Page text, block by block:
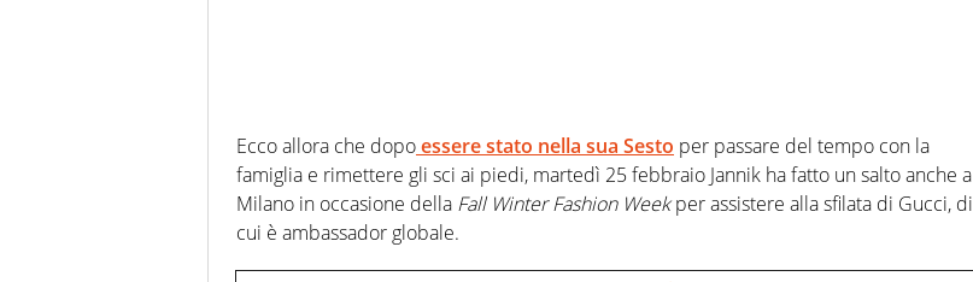
Ecco allora che dopoessere stato nella sua Sesto per passare del tempo con la
famiglia e rimettere gli sci ai piedi, martedì 25 febbraio Jannik ha fatto un salto anche a
Milano in occasione della Fall Winter Fashion Weekper assistere alla sfilata di Gucci, di
cui è ambassador globale.